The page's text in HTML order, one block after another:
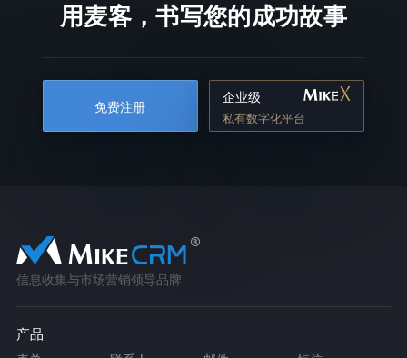
用麦客，书写您的成功故事
免费注册
企业级
私有数字化平台
信息收集与市场营销领导品牌
产品